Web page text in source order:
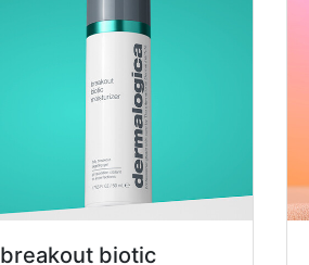
breakout biotic